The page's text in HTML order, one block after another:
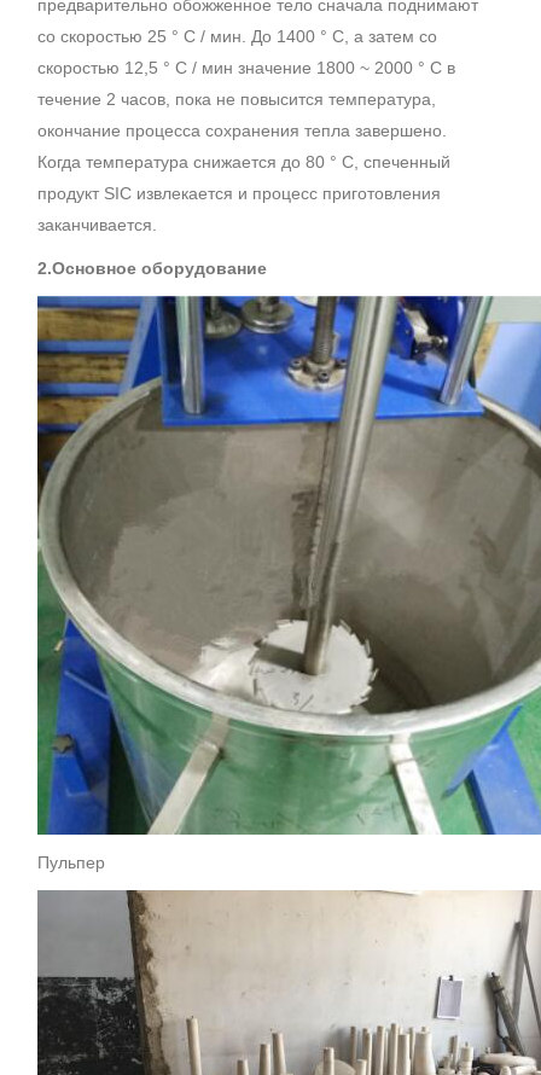
предварительно обожженное тело сначала поднимают
со скоростью 25 ° С / мин. До 1400 ° С, а затем со
скоростью 12,5 ° С / мин значение 1800 ~ 2000 ° С в
течение 2 часов, пока не повысится температура,
окончание процесса сохранения тепла завершено.
Когда температура снижается до 80 ° C, спеченный
продукт SIC извлекается и процесс приготовления
заканчивается.
2.Основное оборудование
Пульпер